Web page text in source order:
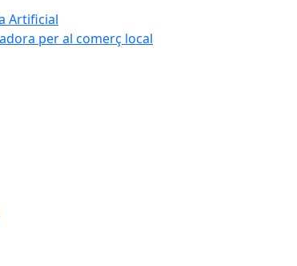
Artificial
per al comerç local